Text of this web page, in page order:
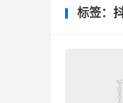
标签：